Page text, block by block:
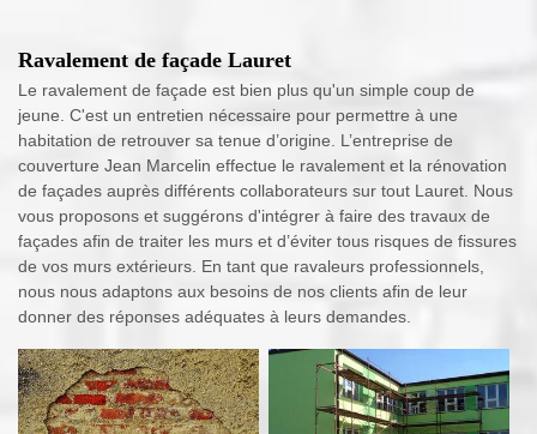
Ravalement de façade Lauret
Le ravalement de façade est bien plus qu'un simple coup de
jeune. C'est un entretien nécessaire pour permettre à une
habitation de retrouver sa tenue d’origine. L’entreprise de
couverture Jean Marcelin effectue le ravalement et la rénovation
de façades auprès différents collaborateurs sur tout Lauret. Nous
vous proposons et suggérons d'intégrer à faire des travaux de
façades afin de traiter les murs et d’éviter tous risques de fissures
de vos murs extérieurs. En tant que ravaleurs professionnels,
nous nous adaptons aux besoins de nos clients afin de leur
donner des réponses adéquates à leurs demandes.